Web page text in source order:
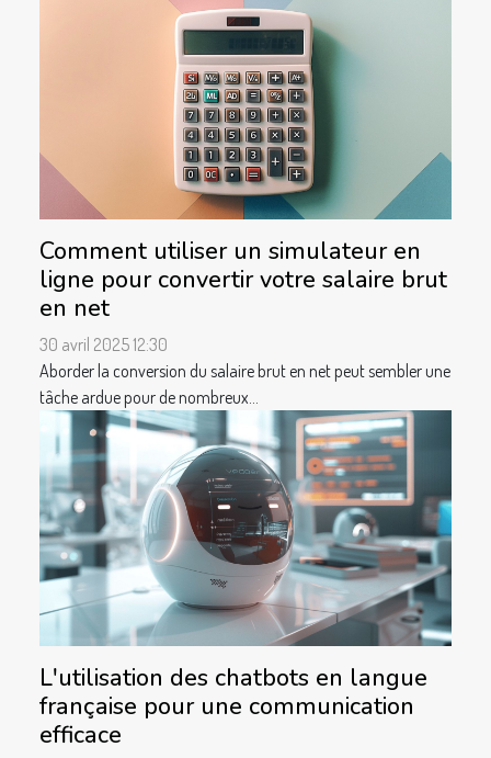
Comment utiliser un simulateur en
ligne pour convertir votre salaire brut
en net
30 avril 2025 12:30
Aborder la conversion du salaire brut en net peut sembler une
tâche ardue pour de nombreux...
L'utilisation des chatbots en langue
française pour une communication
efficace